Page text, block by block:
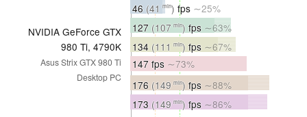
NVIDIA GeForce GTX
980 Ti, 4790K
Asus Strix GTX 980 Ti
Desktop PC
46 (41 min) fps ∼25%
127 (107 min) fps ∼63%
134 (111 min) fps ∼67%
147 fps ∼73%
176 (149 min) fps ∼88%
173 (149 min) fps ∼86%